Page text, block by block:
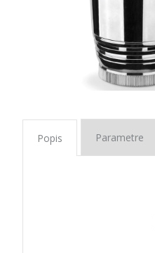
Popis Parametre